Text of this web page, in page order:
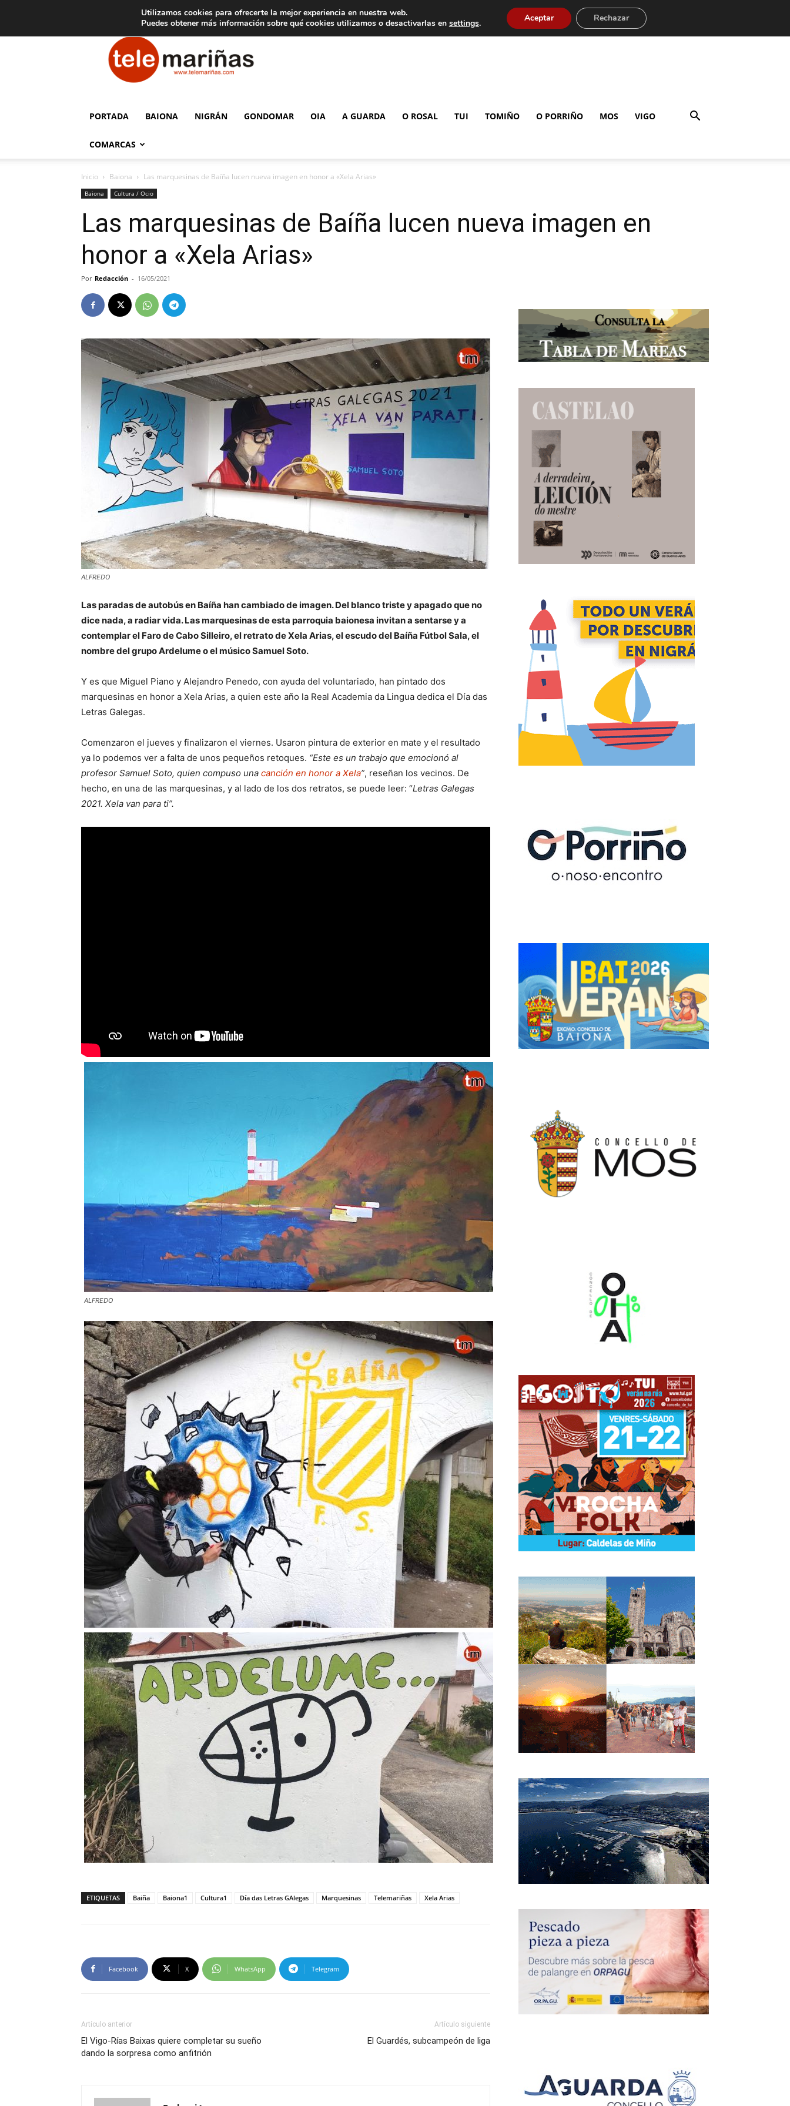
Aviso legal Tarifas de publicidad
Telemariñas
PORTADA BAIONA NIGRÁN GONDOMAR OIA A GUARDA O ROSAL TUI TOMIÑO O PORRIÑO MOS VIGO
COMARCAS
Inicio Baiona Las marquesinas de Baíña lucen nueva imagen en honor a «Xela Arias»
Baiona Cultura / Ocio
Las marquesinas de Baíña lucen nueva imagen en
honor a «Xela Arias»
Por Redacción - 16/05/2021
ALFREDO
Las paradas de autobús en Baíña han cambiado de imagen. Del blanco triste y apagado que no
dice nada, a radiar vida. Las marquesinas de esta parroquia baionesa invitan a sentarse y a
contemplar el Faro de Cabo Silleiro, el retrato de Xela Arias, el escudo del Baíña Fútbol Sala, el
nombre del grupo Ardelume o el músico Samuel Soto.
Y es que Miguel Piano y Alejandro Penedo, con ayuda del voluntariado, han pintado dos
marquesinas en honor a Xela Arias, a quien este año la Real Academia da Lingua dedica el Día das
Letras Galegas.
Comenzaron el jueves y finalizaron el viernes. Usaron pintura de exterior en mate y el resultado
ya lo podemos ver a falta de unos pequeños retoques. “Este es un trabajo que emocionó al
profesor Samuel Soto, quien compuso una canción en honor a Xela”, reseñan los vecinos. De
hecho, en una de las marquesinas, y al lado de los dos retratos, se puede leer: “Letras Galegas
2021. Xela van para ti”.
ALFREDO
ETIQUETAS Baiña Baiona1 Cultura1 Día das Letras GAlegas Marquesinas Telemariñas Xela Arias
Facebook X WhatsApp Telegram
Artículo anterior
El Vigo-Rías Baixas quiere completar su sueño
dando la sorpresa como anfitrión
Artículo siguiente
El Guardés, subcampeón de liga
Utilizamos cookies para ofrecerte la mejor experiencia en nuestra web.
Puedes obtener más información sobre qué cookies utilizamos o desactivarlas en settings. Aceptar Rechazar